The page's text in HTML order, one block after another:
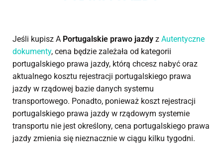
Jeśli kupisz A Portugalskie prawo jazdy z Autentyczne
dokumenty, cena będzie zależała od kategorii
portugalskiego prawa jazdy, którą chcesz nabyć oraz
aktualnego kosztu rejestracji portugalskiego prawa
jazdy w rządowej bazie danych systemu
transportowego. Ponadto, ponieważ koszt rejestracji
portugalskiego prawa jazdy w rządowym systemie
transportu nie jest określony, cena portugalskiego prawa
jazdy zmienia się nieznacznie w ciągu kilku tygodni.